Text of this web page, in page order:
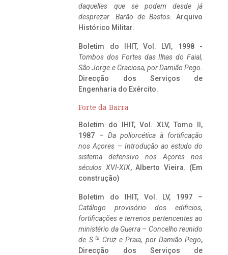
daquelles que se podem desde já
desprezar. Barão de Bastos. Arquivo
Histórico Militar.
Boletim do IHIT, Vol. LVI, 1998 -
Tombos dos Fortes das Ilhas do Faial,
São Jorge e Graciosa, por Damião Pego.
Direcção dos Serviços de
Engenharia do Exército.
Forte da Barra
Boletim do IHIT, Vol. XLV, Tomo II,
1987 – Da poliorcética à fortificação
nos Açores – Introdução ao estudo do
sistema defensivo nos Açores nos
séculos XVI-XIX, Alberto Vieira. (Em
construção)
Boletim do IHIT, Vol. LV, 1997 –
Catálogo provisório dos edificios,
fortificações e terrenos pertencentes ao
ministério da Guerra – Concelho reunido
de S. ta Cruz e Praia, por Damião Pego,
Direcção dos Serviços de